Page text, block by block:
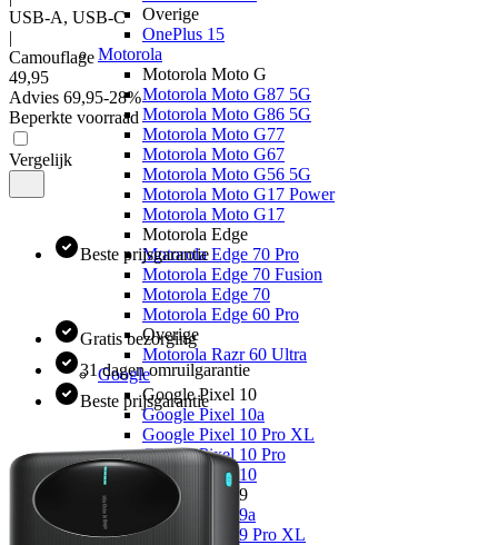
Overige
OnePlus 15
Motorola
Motorola Moto G
Motorola Moto G87 5G
Motorola Moto G86 5G
Motorola Moto G77
Motorola Moto G67
Motorola Moto G56 5G
Motorola Moto G17 Power
Motorola Moto G17
Motorola Edge
Motorola Edge 70 Pro
Motorola Edge 70 Fusion
Motorola Edge 70
Motorola Edge 60 Pro
Overige
Motorola Razr 60 Ultra
Google
Google Pixel 10
Google Pixel 10a
Google Pixel 10 Pro XL
Google Pixel 10 Pro
Google Pixel 10
Google Pixel 9
Google Pixel 9a
Google Pixel 9 Pro XL
USB-A, USB-C
|
Camouflage
49,95
Advies 69,95-28%
Beperkte voorraad
Vergelijk
Beste prijsgarantie
Gratis bezorging
31 dagen omruilgarantie
Beste prijsgarantie